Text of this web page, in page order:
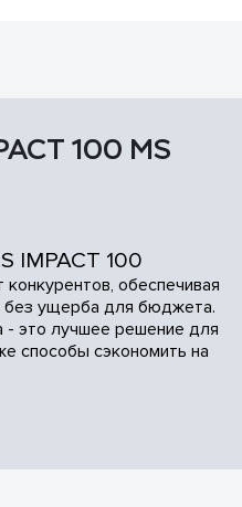
100 MS
IMPACT 100
конкурентов, обеспечивая
без ущерба для бюджета.
- это лучшее решение для
способы сэкономить на